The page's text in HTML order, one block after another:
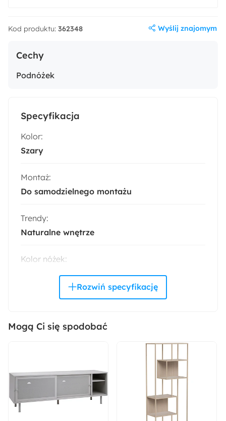
Cechy
Podnóżek
Specyfikacja
Kolor:
Szary
Montaż:
Do samodzielnego montażu
Trendy:
Naturalne wnętrze
Kolor nóżek:
Rodzaj nóżek:
Pomieszczenie:
Salon
Mogą Ci się spodobać
Kod produktu: 362348 Wyślij znajomym